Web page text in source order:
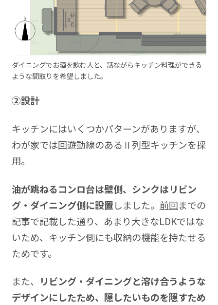
ダイニングでお酒を飲む人と、話ながらキッチン料理ができる
ような間取りを希望しました。
②設計
キッチンにはいくつかパターンがありますが、
わが家では回遊動線のあるⅡ列型キッチンを採
用。
油が跳ねるコンロ台は壁側、シンクはリビン
グ・ダイニング側に設置しました。 前回までの
記事で記載した通り、あまり大きなLDKではな
いため、キッチン側にも収納の機能を持たせる
ためです。
また、 リビング・ダイニングと溶け合うような
デザインにしたため、隠したいものを隠すため